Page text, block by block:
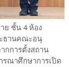
ย ชั้น 4 ห้อง
ธานคณะอนุ
กการตั้งสถาน
รณาศึกษาการเปิด